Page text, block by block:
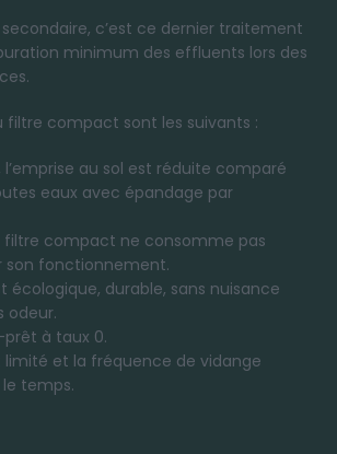
c’est ce dernier traitement
minimum des effluents lors des
filtre compact sont les suivants :
au sol est réduite comparé
eaux avec épandage par
filtre compact ne consomme pas
son fonctionnement.
écologique, durable, sans nuisance
odeur.
prêt à taux 0.
limité et la fréquence de vidange
temps.